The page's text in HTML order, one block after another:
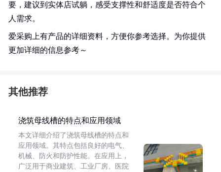
要，建议到实体店试躺，感受支撑性和舒适度是否符合个
人需求。
爱采购上有产品的详细资料，方便你参考选择。为你提供
更加详细的信息参考～
其他推荐
浇筑母线槽的特点和应用领域
本文详细介绍了浇筑母线槽的特点和
应用领域。其特点包括良好的电气、
机械、防火和防护性能。在应用上，
广泛用于商业建筑、工业厂房、医院